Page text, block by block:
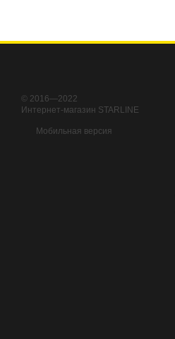
© 2016—2022
Интернет-магазин STARLINE
Мобильная версия